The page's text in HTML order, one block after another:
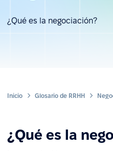
¿Qué es la negociación?
Inicio Glosario de RRHH
¿Qué es la